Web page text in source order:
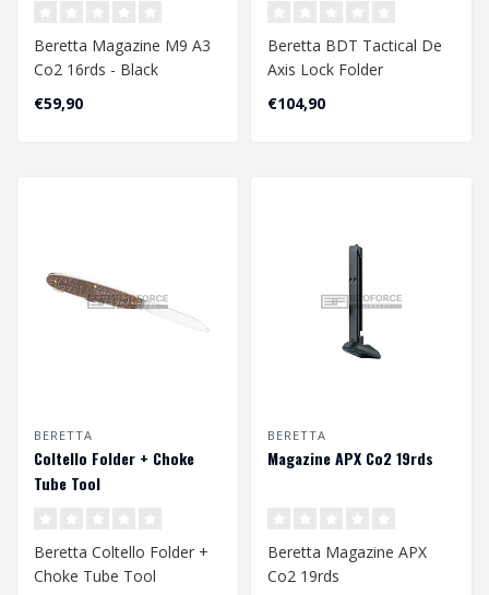
Beretta Magazine M9 A3
Co2 16rds - Black
4.5mm
€59,90
Beretta BDT Tactical De
Axis Lock Folder
€104,90
BERETTA
Coltello Folder + Choke
Tube Tool
Beretta Coltello Folder +
Choke Tube Tool
BERETTA
Magazine APX Co2 19rds
Beretta Magazine APX
Co2 19rds